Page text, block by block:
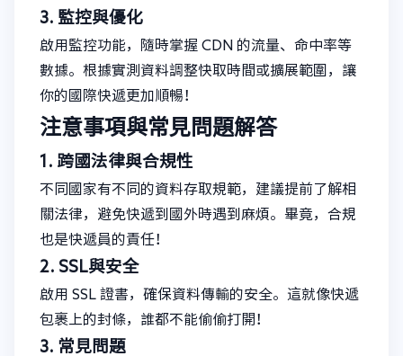
3. 監控與優化
啟用監控功能，隨時掌握 CDN 的流量、命中率等
數據。根據實測資料調整快取時間或擴展範圍，讓
你的國際快遞更加順暢！
注意事項與常見問題解答
1. 跨國法律與合規性
不同國家有不同的資料存取規範，建議提前了解相
關法律，避免快遞到國外時遇到麻煩。畢竟，合規
也是快遞員的責任！
2. SSL與安全
啟用 SSL 證書，確保資料傳輸的安全。這就像快遞
包裹上的封條，誰都不能偷偷打開！
3. 常見問題